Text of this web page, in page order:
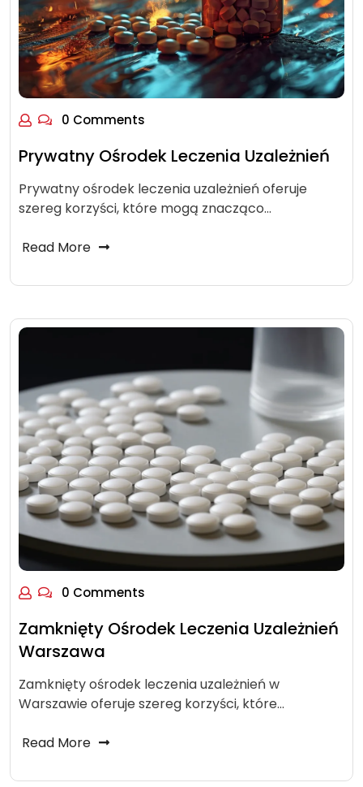
0 Comments
Prywatny Ośrodek Leczenia Uzależnień
Prywatny ośrodek leczenia uzależnień oferuje
szereg korzyści, które mogą znacząco…
Read More
0 Comments
Zamknięty Ośrodek Leczenia Uzależnień
Warszawa
Zamknięty ośrodek leczenia uzależnień w
Warszawie oferuje szereg korzyści, które…
Read More